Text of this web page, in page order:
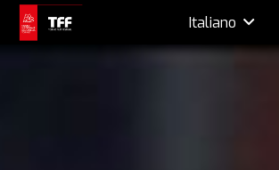
Italiano